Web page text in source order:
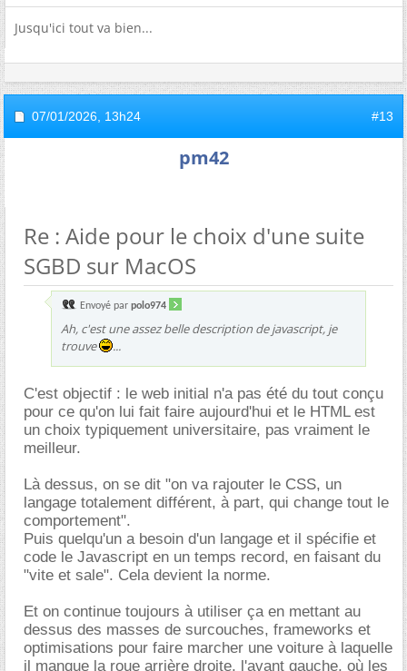
Jusqu'ici tout va bien...
07/01/2026, 13h24 #13
pm42
Re : Aide pour le choix d'une suite
SGBD sur MacOS
Envoyé par polo974
Ah, c'est une assez belle description de javascript, je
trouve
...
C'est objectif : le web initial n'a pas été du tout conçu
pour ce qu'on lui fait faire aujourd'hui et le HTML est
un choix typiquement universitaire, pas vraiment le
meilleur.
Là dessus, on se dit "on va rajouter le CSS, un
langage totalement différent, à part, qui change tout le
comportement".
Puis quelqu'un a besoin d'un langage et il spécifie et
code le Javascript en un temps record, en faisant du
"vite et sale". Cela devient la norme.
Et on continue toujours à utiliser ça en mettant au
dessus des masses de surcouches, frameworks et
optimisations pour faire marcher une voiture à laquelle
il manque la roue arrière droite, l'avant gauche, où les